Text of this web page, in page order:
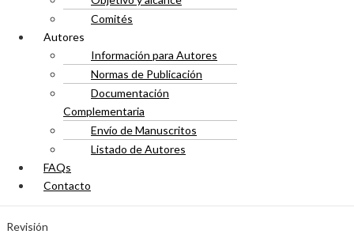
Comités
Autores
Información para Autores
Normas de Publicación
Documentación
Complementaria
Envío de Manuscritos
Listado de Autores
FAQs
Contacto
Revisión